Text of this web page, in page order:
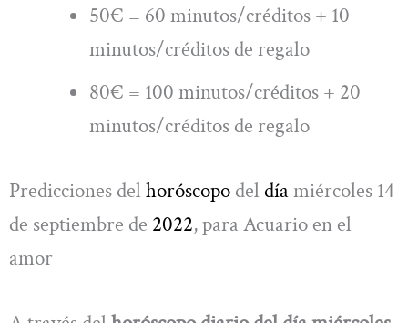
50€ = 60 minutos/créditos + 10
minutos/créditos de regalo
80€ = 100 minutos/créditos + 20
minutos/créditos de regalo
Predicciones del horóscopo del díamiércoles 14
de septiembre de 2022, para Acuario en el
amor